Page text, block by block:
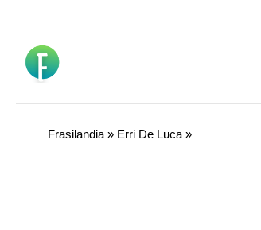
contenuto
Frasilandia » Erri De Luca »